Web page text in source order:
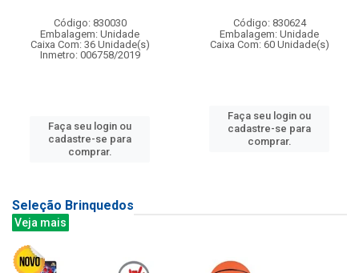
Código: 830030
Embalagem: Unidade
Caixa Com: 36 Unidade(s)
Inmetro: 006758/2019
Faça seu login ou
cadastre-se para
comprar.
Código: 830624
Embalagem: Unidade
Caixa Com: 60 Unidade(s)
Faça seu login ou
cadastre-se para
comprar.
Seleção Brinquedos
Veja mais